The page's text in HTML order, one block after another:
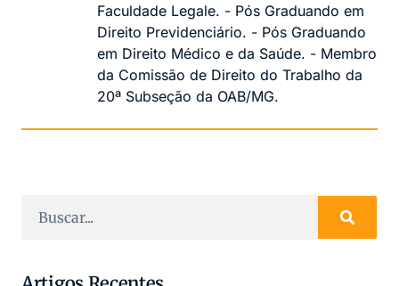
Faculdade Legale. - Pós Graduando em
Direito Previdenciário. - Pós Graduando
em Direito Médico e da Saúde. - Membro
da Comissão de Direito do Trabalho da
20ª Subseção da OAB/MG.